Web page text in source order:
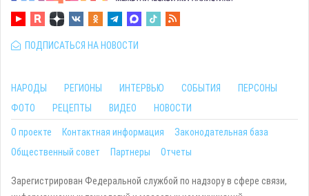
ПОДПИСАТЬСЯ НА НОВОСТИ
НАРОДЫ РЕГИОНЫ ИНТЕРВЬЮ СОБЫТИЯ
ПЕРСОНЫ
ФОТО
РЕЦЕПТЫ ВИДЕО НОВОСТИ
О проекте Контактная информация
Законодательная база
Общественный совет
Партнеры Отчеты
Зарегистрирован Федеральной службой по надзору в сфере связи,